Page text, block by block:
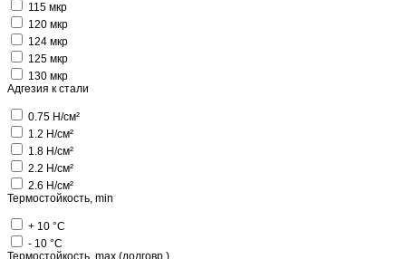
115 мкр
120 мкр
124 мкр
125 мкр
130 мкр
Адгезия к стали
0.75 Н/см²
1.2 Н/см²
1.8 Н/см²
2.2 Н/см²
2.6 Н/см²
Термостойкость, min
+ 10 °C
- 10 °C